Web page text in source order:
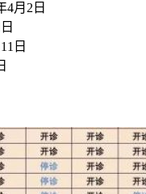
4月2日
日